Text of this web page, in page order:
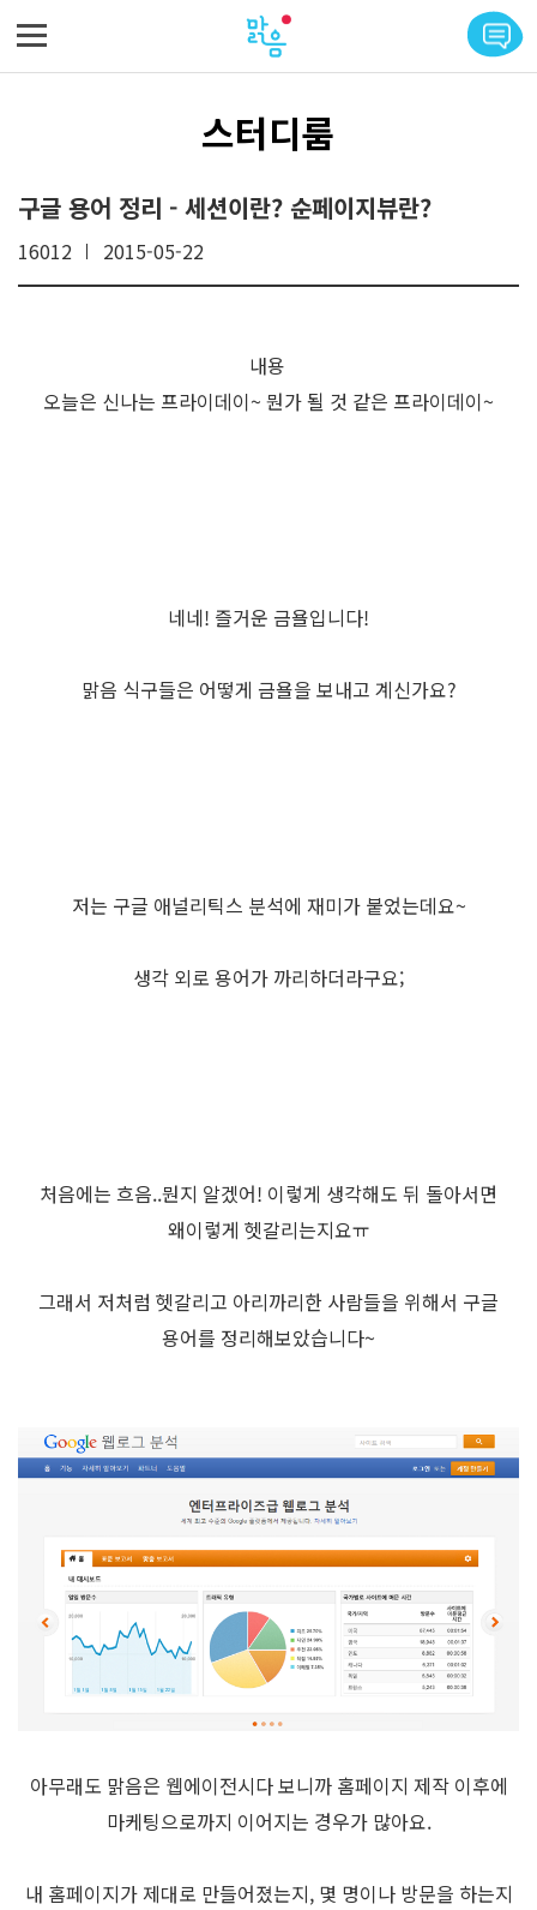
스터디룸
구글 용어 정리 - 세션이란? 순페이지뷰란?
16012 2015-05-22
내용
오늘은 신나는 프라이데이~ 뭔가 될 것 같은 프라이데이~
네네! 즐거운 금욜입니다!
맑음 식구들은 어떻게 금욜을 보내고 계신가요?
저는 구글 애널리틱스 분석에 재미가 붙었는데요~
생각 외로 용어가 까리하더라구요;
처음에는 흐음..뭔지 알겠어! 이렇게 생각해도 뒤 돌아서면
왜이렇게 헷갈리는지요ㅠ
그래서 저처럼 헷갈리고 아리까리한 사람들을 위해서 구글
용어를 정리해보았습니다~
아무래도 맑음은 웹에이전시다 보니까 홈페이지 제작 이후에
마케팅으로까지 이어지는 경우가 많아요.
내 홈페이지가 제대로 만들어졌는지, 몇 명이나 방문을 하는지